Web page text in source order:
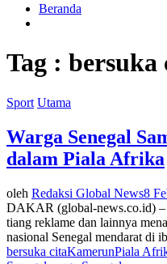
Beranda
Tag : bersuka
Sport Utama
Warga Senegal
dalam Piala Afrika
oleh Redaksi Global News8
DAKAR (global-news.co.id) –
tiang reklame dan lainnya
nasional Senegal mendarat di
bersuka citaKamerunPiala